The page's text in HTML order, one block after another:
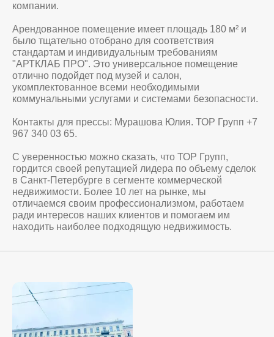
компании.
Арендованное помещение имеет площадь 180 м² и
было тщательно отобрано для соответствия
стандартам и индивидуальным требованиям
"АРТКЛАБ ПРО". Это универсальное помещение
отлично подойдет под музей и салон,
укомплектованное всеми необходимыми
коммунальными услугами и системами безопасности.
Контакты для прессы: Мурашова Юлия. ТОР Групп +7
967 340 03 65.
С уверенностью можно сказать, что ТОР Групп,
гордится своей репутацией лидера по объему сделок
в Санкт-Петербурге в сегменте коммерческой
недвижимости. Более 10 лет на рынке, мы
отличаемся своим профессионализмом, работаем
ради интересов наших клиентов и помогаем им
находить наиболее подходящую недвижимость.